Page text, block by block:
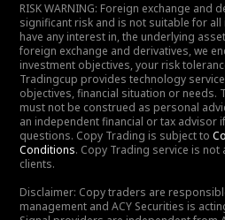
RISK WARNING: Foreign exchange and
significant risk and is not suitable for
have any interest in, the underlying
foreign exchange and derivatives, we
investment objectives, your risk
Tradingcup provides technology
objectives, financial situation or needs.
must not be construed as personal
an independent financial or tax advisor
questions. Copy Trading is subject to
Conditions. Copy Trading service is
clients.
Disclaimer: Copy traders are
management and ACY Securities is